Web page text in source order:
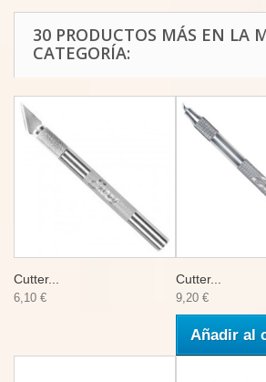
30 PRODUCTOS MÁS EN LA
CATEGORÍA:
Cutter...
6,10 €
Cutter...
9,20 €
Añadir al